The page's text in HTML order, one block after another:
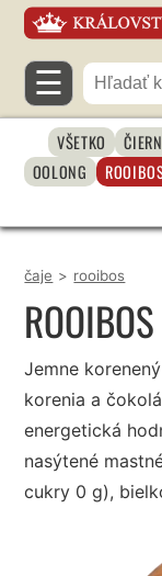
☰
VŠETKO
OOLONG
čaje > rooibos
Jemne
korenia a
energetická
nasýtené
cukry 0 g),